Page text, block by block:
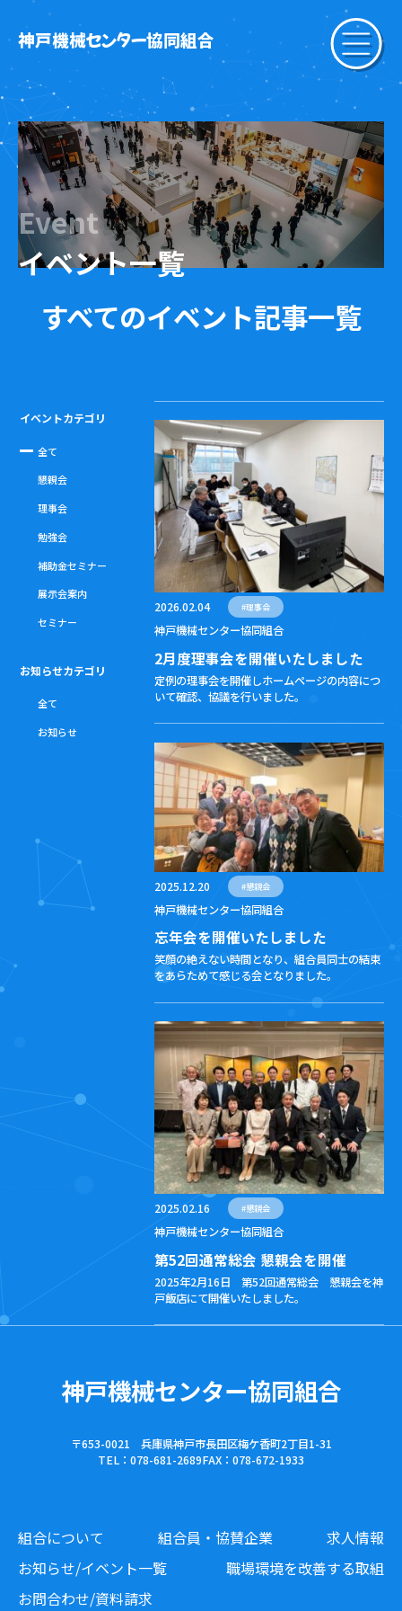
神戸機械センター協同組合
Event
イベント一覧
すべてのイベント記事一覧
イベントカテゴリ
全て
懇親会
理事会
勉強会
補助金セミナー
展示会案内
セミナー
お知らせカテゴリ
全て
お知らせ
2026.02.04 #理事会
神戸機械センター協同組合
2月度理事会を開催いたしました
定例の理事会を開催しホームページの内容につ
いて確認、協議を行いました。
2025.12.20 #懇親会
神戸機械センター協同組合
忘年会を開催いたしました
笑顔の絶えない時間となり、組合員同士の結束
をあらためて感じる会となりました。
2025.02.16 #懇親会
神戸機械センター協同組合
第52回通常総会 懇親会を開催
2025年2月16日 第52回通常総会 懇親会を神
戸飯店にて開催いたしました。
神戸機械センター協同組合
〒653-0021 兵庫県神戸市長田区梅ケ香町2丁目1-31
TEL：078-681-2689FAX：078-672-1933
組合について
組合員・協賛企業
お知らせ/イベント一覧
職場環境を改善する取組
求人情報
お問合わせ/資料請求